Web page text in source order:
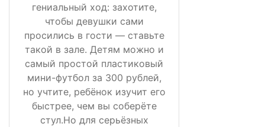
гениальный ход: захотите,
чтобы девушки сами
просились в гости — ставьте
такой в зале. Детям можно и
самый простой пластиковый
мини-футбол за 300 рублей,
но учтите, ребёнок изучит его
быстрее, чем вы соберёте
стул.Но для серьёзных